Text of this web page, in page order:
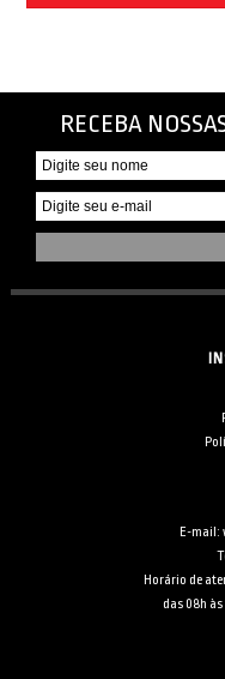
RECEBA
E-mail:
Horário de
das 08h às